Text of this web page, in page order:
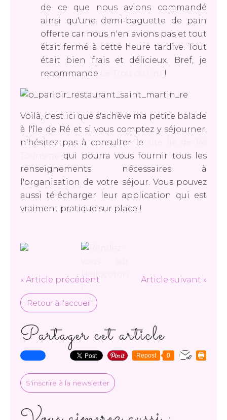
de ce que nous avions commandé
ainsi qu'une demi-baguette de pain
offerte car nous n'en avions pas et tout
était fermé à cette heure tardive. Tout
était bien frais et délicieux. Bref, je
recommande
!
Voilà, c'est ici que s'achève ma petite balade
à l'île de Ré et si vous comptez y séjourner,
n'hésitez pas à consulter le
qui pourra vous fournir tous les
renseignements nécessaires à
l'organisation de votre séjour. Vous pouvez
aussi télécharger leur application qui est
vraiment pratique sur place !
« Article précédent Article suivant »
Retour à l'accueil
Partager cet article
Repost 0
S'inscrire à la newsletter